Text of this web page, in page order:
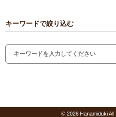
キーワードで絞り込む
© 2026 Hanamiduki All